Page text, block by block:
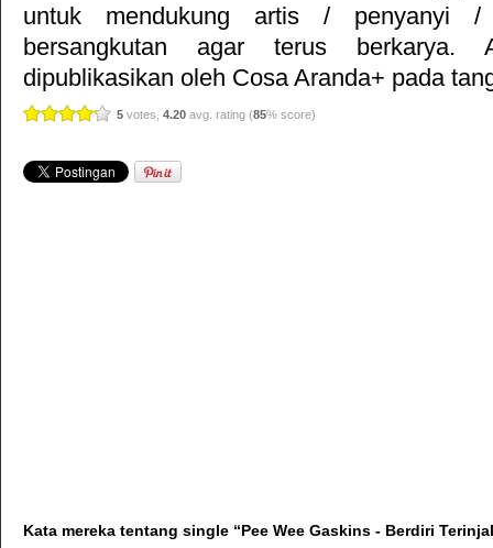
untuk mendukung artis / penyanyi
bersangkutan agar terus berkarya.
dipublikasikan oleh Cosa Aranda+ pada
5 votes, 4.20 avg. rating (85% score)
Kata mereka tentang single “Pee Wee Gaskins - Berdiri